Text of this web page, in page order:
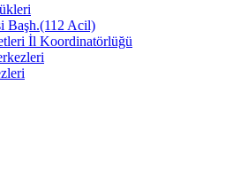
Başh.(112 Acil)
İl Koordinatörlüğü